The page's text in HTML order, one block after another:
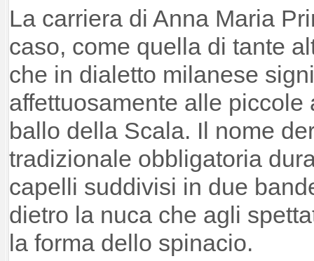
La carriera di Anna Maria
caso, come quella di tante
che in dialetto milanese
affettuosamente alle
ballo della Scala. Il nome
tradizionale obbligatoria
capelli suddivisi in due
dietro la nuca che agli
la forma dello spinacio.